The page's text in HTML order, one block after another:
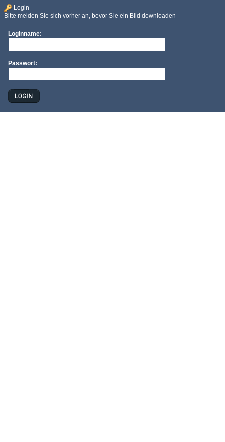
Login
Bitte melden Sie sich vorher an, bevor Sie ein Bild downloaden
Loginname:
Passwort: